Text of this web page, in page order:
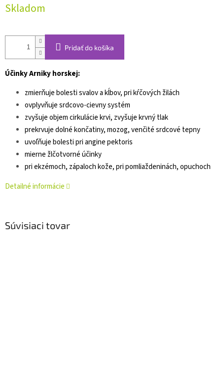
cena:
Skladom
Pridať do košíka
Účinky Arniky horskej:
zmierňuje bolesti svalov a kĺbov, pri kŕčových žilách
ovplyvňuje srdcovo-cievny systém
zvyšuje objem cirkulácie krvi, zvyšuje krvný tlak
prekrvuje dolné končatiny, mozog, venčité srdcové tepny
uvoľňuje bolesti pri angine pektoris
mierne žlčotvorné účinky
pri ekzémoch, zápaloch kože, pri pomliaždeninách, opuchoch
Detailné informácie
Súvisiaci tovar